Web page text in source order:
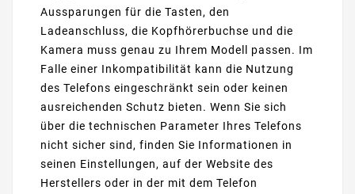
Aussparungen für die Tasten, den
Ladeanschluss, die Kopfhörerbuchse und die
Kamera muss genau zu Ihrem Modell passen. Im
Falle einer Inkompatibilität kann die Nutzung
des Telefons eingeschränkt sein oder keinen
ausreichenden Schutz bieten. Wenn Sie sich
über die technischen Parameter Ihres Telefons
nicht sicher sind, finden Sie Informationen in
seinen Einstellungen, auf der Website des
Herstellers oder in der mit dem Telefon